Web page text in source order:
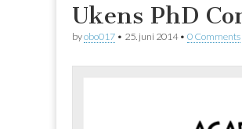
Ukens PhD
byobo017 • 25. juni 2014• 0 Comments